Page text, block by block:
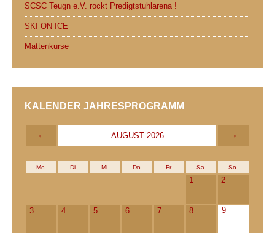
SCSC Teugn e.V. rockt Predigtstuhlarena !
SKI ON ICE
Mattenkurse
KALENDER JAHRESPROGRAMM
← AUGUST 2026 →
Mo. Di. Mi. Do. Fr. Sa. So.
1 2
3 4 5 6 7 8 9